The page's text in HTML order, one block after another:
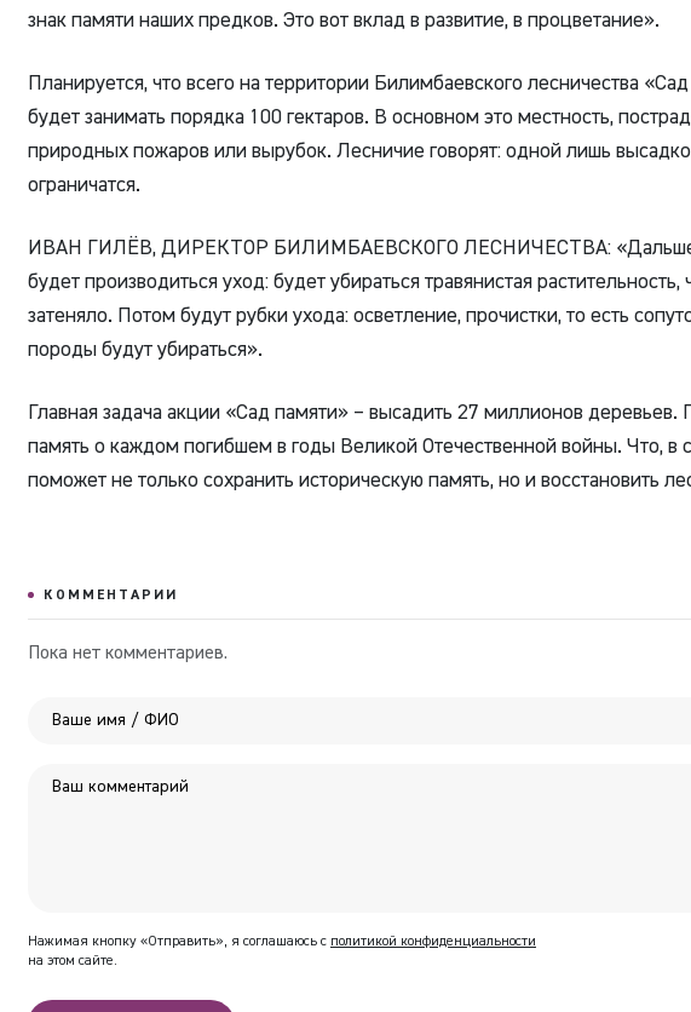
знак памяти наших предков. Это вот вклад в развитие, в процветание».
Планируется, что всего на территории Билимбаевского лесничества
будет занимать порядка 100 гектаров. В основном это местность,
природных пожаров или вырубок. Лесничие говорят: одной лишь
ограничатся.
ИВАН ГИЛЁВ, ДИРЕКТОР БИЛИМБАЕВСКОГО ЛЕСНИЧЕСТВА: «Дальше
будет производиться уход: будет убираться травянистая растительность,
затеняло. Потом будут рубки ухода: осветление, прочистки, то есть
породы будут убираться».
Главная задача акции «Сад памяти» – высадить 27 миллионов деревьев.
память о каждом погибшем в годы Великой Отечественной войны. Что, в
поможет не только сохранить историческую память, но и восстановить
КОММЕНТАРИИ
Пока нет комментариев.
Нажимая кнопку «Отправить», я соглашаюсь с политикой конфиденциальности
на этом сайте.